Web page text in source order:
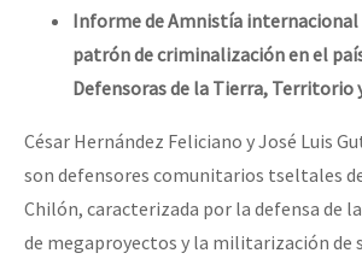
Informe de Amnistía internacional
patrón de criminalización en el
Defensoras de la Tierra, Territorio
César Hernández Feliciano y José Luis
son defensores comunitarios tseltales
Chilón, caracterizada por la defensa de
de megaproyectos y la militarización de